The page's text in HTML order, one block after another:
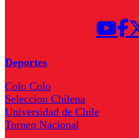
Deportes
Colo Colo
Seleccion Chilena
Universidad de Chile
Torneo Nacional